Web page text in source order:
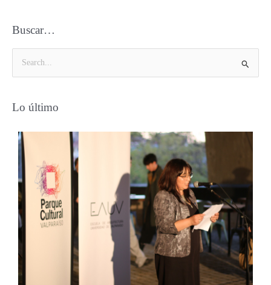
Buscar…
Lo último